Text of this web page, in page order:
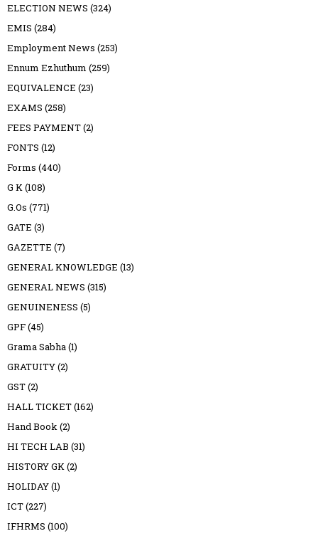
ELECTION NEWS (324)
EMIS (284)
Employment News (253)
Ennum Ezhuthum (259)
EQUIVALENCE (23)
EXAMS (258)
FEES PAYMENT(2)
FONTS (12)
Forms (440)
G K(108)
G.Os (771)
GATE (3)
GAZETTE (7)
GENERAL KNOWLEDGE (13)
GENERAL NEWS (315)
GENUINENESS (5)
GPF(45)
Grama Sabha(1)
GRATUITY(2)
GST(2)
HALL TICKET(162)
Hand Book(2)
HI TECH LAB (31)
HISTORY GK(2)
HOLIDAY(1)
ICT(227)
IFHRMS (100)